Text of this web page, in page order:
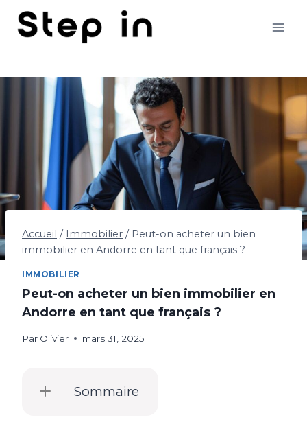
Aller
Accueil / Immobilier / Peut-on acheter un bien
immobilier en Andorre en tant que français ?
IMMOBILIER
Peut-on acheter un bien immobilier en
Andorre en tant que français ?
Par Olivier mars 31, 2025
Sommaire